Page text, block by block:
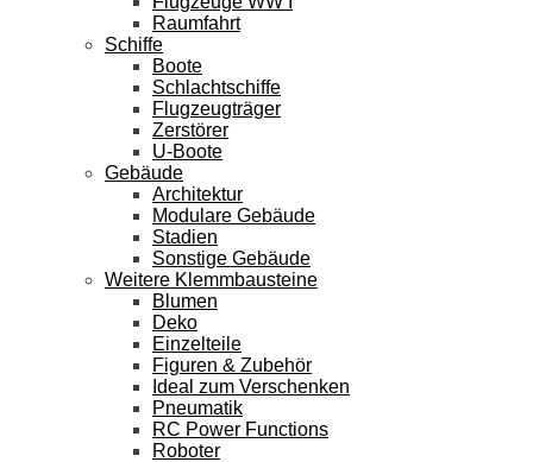
Raumfahrt
Schiffe
Boote
Schlachtschiffe
Flugzeugträger
Zerstörer
U-Boote
Gebäude
Architektur
Modulare Gebäude
Stadien
Sonstige Gebäude
Weitere Klemmbausteine
Blumen
Deko
Einzelteile
Figuren & Zubehör
Ideal zum Verschenken
Pneumatik
RC Power Functions
Roboter